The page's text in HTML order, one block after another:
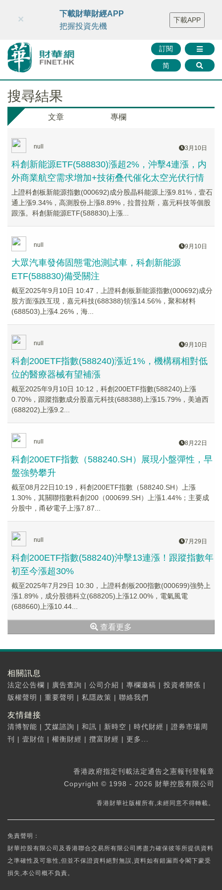
財華智庫網 FINTV FINMETA 財華證券 媒體矩陣
智庫沙龍
聯絡我們
訂閱
简
×
下載財華財經APP
把握投資先機
下載APP
搜尋結果
文章 專欄
null 3月10日
科創新能源ETF(588830)漲超2%，沖擊4連漲，内
外商業航空需求增加+技術叠代催化太空光伏行情
上證科創板新能源指數(000692)成分股晶科能源上漲9.81%，壹石
通上漲9.34%，高測股份上漲8.89%，拉普拉斯，嘉元科技等個股
跟漲。科創新能源ETF(588830)上漲...
null 9月10日
大眾汽車發佈固態電池測試車，科創新能源
ETF(588830)備受關注
截至2025年9月10日 10:47，上證科創板新能源指數(000692)成分
股方面漲跌互現，嘉元科技(688388)領漲14.56%，聚和材料
(688503)上漲4.26%，海...
null 9月10日
科創200ETF指數(588240)漲近1%，機構稱相對低
位的醫療器械有望補漲
截至2025年9月10日 10:12，科創200ETF指數(588240)上漲
0.70%，跟蹤指數成分股嘉元科技(688388)上漲15.79%，美迪西
(688202)上漲9.2...
null 8月22日
科創200ETF指數（588240.SH）展現小盤彈性，早
盤強勢攀升
截至08月22日10:19，科創200ETF指數（588240.SH）上漲
1.30%，其關聯指數科創200（000699.SH）上漲1.44%；主要成
分股中，甬矽電子上漲7.87...
null 7月29日
科創200ETF指數(588240)沖擊13連漲！跟蹤指數年
初至今漲超30%
截至2025年7月29日 10:30，上證科創板200指數(000699)強勢上
漲1.89%，成分股德科立(688205)上漲12.00%，電氣風電
(688660)上漲10.44...
查看更多
相關訊息
法定公告欄 | 廣告查詢 | 公司介紹 | 專欄邀稿 | 投資者關係 |
版權聲明 | 重要聲明 | 私隱政策 | 聯絡我們
友情鏈接
清博智能 | 艾媒諮詢 | 和訊 | 新時空 | 時代財經 | 證券市場周
刊
| 壹財信 | 權衡財經 | 攬富財經 | 更多...
香港政府指定刊載法定通告之憲報刊登報章
Copyright © 1998 - 2026 財華控股有限公司
香港財華社版權所有,未經同意不得轉載。
免責聲明：
財華控股有限公司及香港聯合交易所有限公司將盡力確保彼等所提供資料
之準確性及可靠性,但並不保證資料絕對無誤,資料如有錯漏而令閣下蒙受
損失,本公司概不負責。